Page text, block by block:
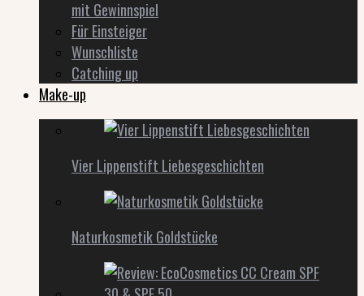
mit Gewinnspiel
Für Einsteiger
Wunschliste
Catching up
Make-up
Vier Lippenstift Liebesgeschichten
Naturkosmetik Goldstücke